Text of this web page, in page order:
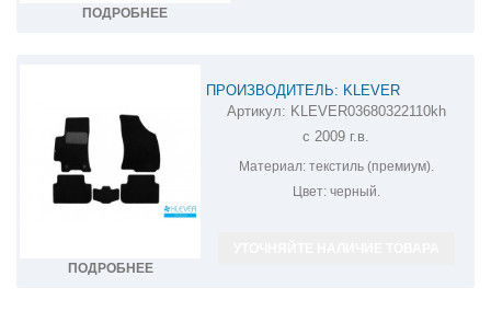
ПОДРОБНЕЕ
ПОДРОБНЕЕ
ПРОИЗВОДИТЕЛЬ: KLEVER
КОВРИКИ В САЛОН ЗАЗ CHANCE
KLEVER03680322110KH
Артикул: KLEVER03680322110kh
с 2009 г.в.
Материал:текстиль (премиум).
Цвет:черный.